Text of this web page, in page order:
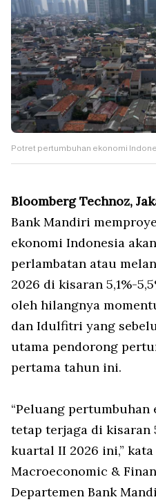
Potret pertumbuhan ekonomi
Bloomberg Technoz,
Bank Mandiri
ekonomi Indonesia
perlambatan atau
2026 di kisaran 5,1%-
oleh hilangnya
dan Idulfitri yang
utama pendorong
pertama tahun ini.
“Peluang
tetap terjaga di kisaran
kuartal II 2026 ini,”
Macroeconomic &
Departemen Bank